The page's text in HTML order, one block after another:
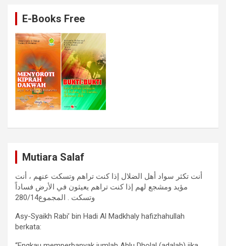
E-Books Free
Mutiara Salaf
أنت تكثر سواد أهل الضلال إذا كنت تراهم وتسكت عنهم ، أنت
مؤيد ومشجع لهم إذا كنت تراهم يعيثون في الأرض فساداً
وتسكت . المجموع280/14
Asy-Syaikh Rabi’ bin Hadi Al Madkhaly hafizhahullah
berkata: